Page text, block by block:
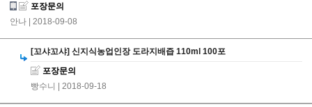
포장문의
안나 | 2018-09-08
[꼬샤꼬샤] 신지식농업인장 도라지배즙 110ml 100포
포장문의
빵수니 | 2018-09-18